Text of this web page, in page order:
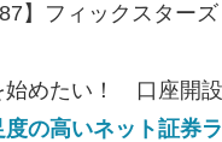
】フィックスターズ
始めたい！ 口座開
度の高いネット証券